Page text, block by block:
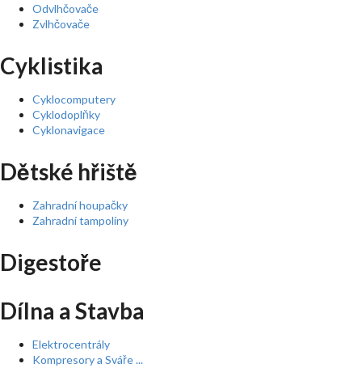
Odvlhčovače
Zvlhčovače
Cyklistika
Cyklocomputery
Cyklodoplňky
Cyklonavigace
Dětské hřiště
Zahradní houpačky
Zahradní tampolíny
Digestoře
Dílna a Stavba
Elektrocentrály
Kompresory a Sváře ...